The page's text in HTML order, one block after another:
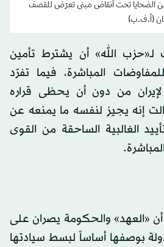
عن الضحايا تحت أنقاض مبنى تعرّض للقصف
(أ.ف.ب)
الله» أن يشترط تأمين
المباشرة، فيما تفرّد
لإيران من دون أن يحظى قراره
إنه يجيز لنفسه ما يمنعه عن
الغالبية الساحقة من القوى
«العهد» والحكومة يصران على
بوصفها أساساً لبسط سيادتها